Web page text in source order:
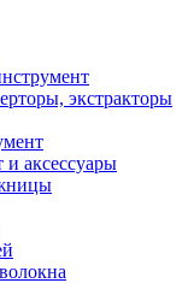
экстракторы
аксессуары